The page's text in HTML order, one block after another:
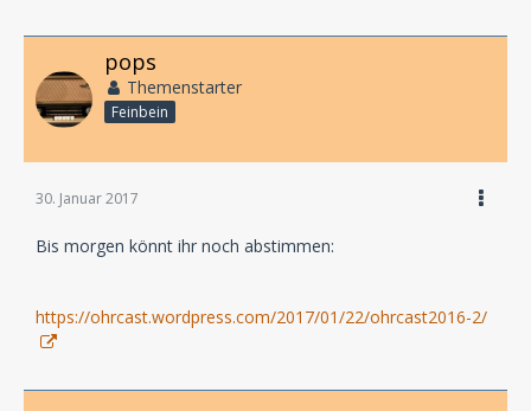
pops
Themenstarter
Feinbein
30. Januar 2017
Bis morgen könnt ihr noch abstimmen:
https://ohrcast.wordpress.com/2017/01/22/ohrcast2016-2/